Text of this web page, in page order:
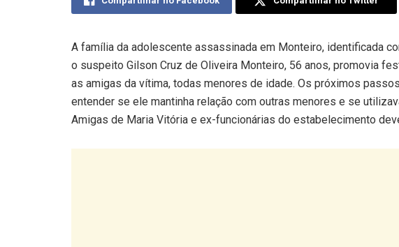
A família da adolescente assassinada em Monteiro, identificada
o suspeito Gilson Cruz de Oliveira Monteiro, 56 anos, promovia
as amigas da vítima, todas menores de idade. Os próximos
entender se ele mantinha relação com outras menores e se
Amigas de Maria Vitória e ex-funcionárias do estabelecimento